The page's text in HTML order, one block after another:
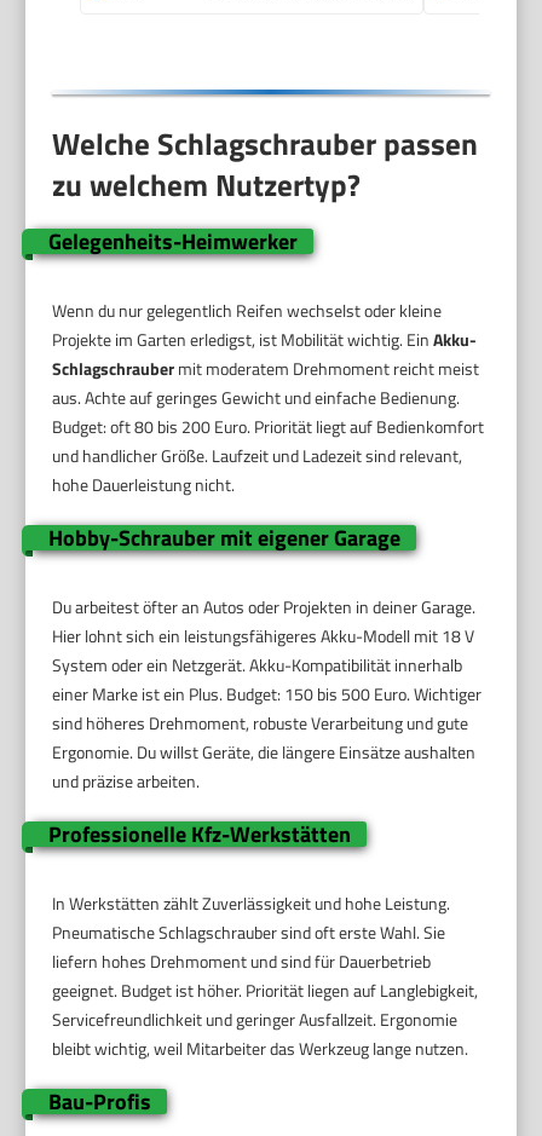
Welche Schlagschrauber passen
zu welchem Nutzertyp?
Gelegenheits-Heimwerker
Wenn du nur gelegentlich Reifen wechselst oder kleine
Projekte im Garten erledigst, ist Mobilität wichtig. EinAkku-
Schlagschraubermit moderatem Drehmoment reicht meist
aus. Achte auf geringes Gewicht und einfache Bedienung.
Budget: oft 80 bis 200 Euro. Priorität liegt auf Bedienkomfort
und handlicher Größe. Laufzeit und Ladezeit sind relevant,
hohe Dauerleistung nicht.
Hobby-Schrauber mit eigener Garage
Du arbeitest öfter an Autos oder Projekten in deiner Garage.
Hier lohnt sich ein leistungsfähigeres Akku-Modell mit 18 V
System oder ein Netzgerät. Akku-Kompatibilität innerhalb
einer Marke ist ein Plus. Budget: 150 bis 500 Euro. Wichtiger
sind höheres Drehmoment, robuste Verarbeitung und gute
Ergonomie. Du willst Geräte, die längere Einsätze aushalten
und präzise arbeiten.
Professionelle Kfz-Werkstätten
In Werkstätten zählt Zuverlässigkeit und hohe Leistung.
Pneumatische Schlagschrauber sind oft erste Wahl. Sie
liefern hohes Drehmoment und sind für Dauerbetrieb
geeignet. Budget ist höher. Priorität liegen auf Langlebigkeit,
Servicefreundlichkeit und geringer Ausfallzeit. Ergonomie
bleibt wichtig, weil Mitarbeiter das Werkzeug lange nutzen.
Bau-Profis